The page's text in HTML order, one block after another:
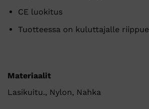
CE luokitus
Tuotteessa on kuluttajalle
Materiaalit
Lasikuitu., Nylon, Nahka